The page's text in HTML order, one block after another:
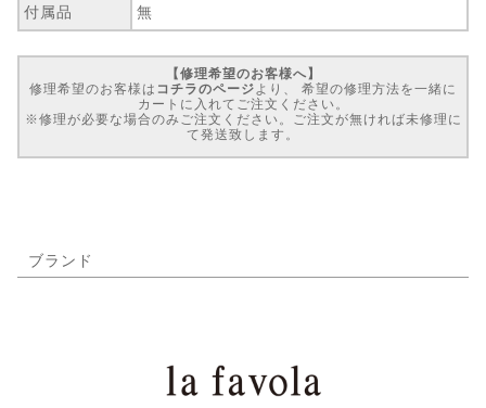
付属品 無
【修理希望のお客様へ】
修理希望のお客様は コチラのページ より、 希望の修理方法を一緒に
カートに入れてご注文ください。
※修理が必要な場合のみご注文ください。ご注文が無ければ未修理に
て発送致します。
ブランド